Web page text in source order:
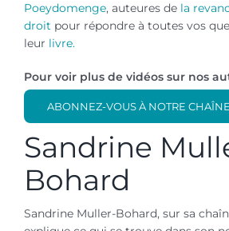
Poeydomenge, auteures de la
droit pour répondre à toutes vos
leur livre.
Pour voir plus de vidéos sur nos
ABONNEZ-VOUS À NOTRE
Sandrine
Bohard
Sandrine Muller-Bohard, sur sa